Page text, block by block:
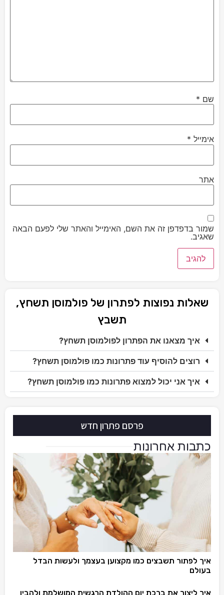
שם *
אימייל *
אתר
שמור בדפדפן זה את השם, האימייל והאתר שלי לפעם הבאה
שאגיב.
שאלות נפוצות לפתרון של פולמוסן תשחץ,
תשבץ
איך מצאנו את הפתרון לפולמוסן תשחץ?
רוצים להוסיף עוד פתרונות כמו פולמוסן תשחץ?
איך אני יכול למצוא פתרונות כמו פולמוסן תשחץ?
פרסם פתרון חדש
כתבות אחרונות
איך לפתור תשבצים כמו מקצוען בעצמך ולעשות הבדל
בעולם
איך ליצור את ברכת יום ההולדת הרגשית המושלמת ולהבין